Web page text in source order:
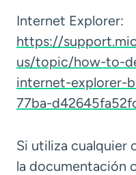
Internet Explorer:
https://
us/topic/how-to-
internet-explorer-
77ba-
Si utiliza cualquier
la documentación